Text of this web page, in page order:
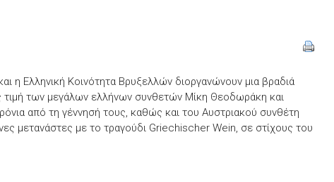
η Ελληνική Κοινότητα Βρυξελλών διοργανώνουν μια βραδιά
τιμή των μεγάλων ελλήνων συνθετών Μίκη Θεοδωράκη και
από τη γέννησή τους, καθώς και του Αυστριακού συνθέτη
μετανάστες με το τραγούδι Griechischer Wein, σε στίχους του